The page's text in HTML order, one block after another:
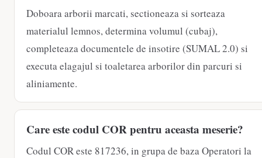
Doboara arborii marcati, sectioneaza si sorteaza
materialul lemnos, determina volumul (cubaj),
completeaza documentele de insotire (SUMAL 2.0) si
executa elagajul si toaletarea arborilor din parcuri si
aliniamente.
Care este codul COR pentru aceasta meserie?
Codul COR este 817236, in grupa de baza Operatori la